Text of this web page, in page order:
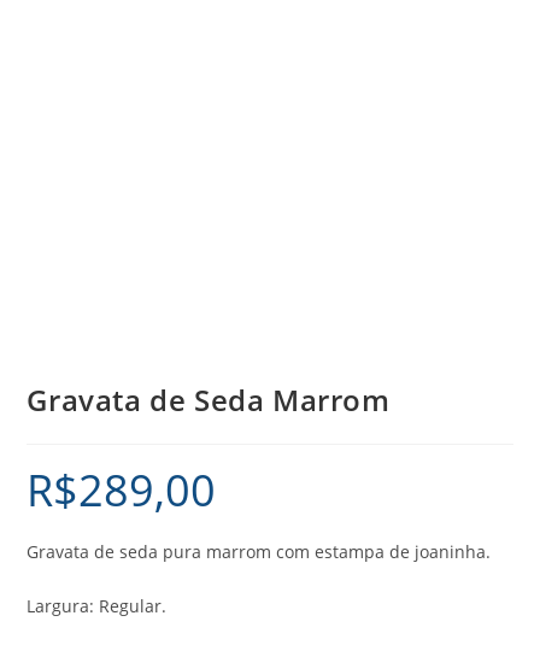
Gravata de Seda Marrom
R$289,00
Gravata de seda pura marrom com estampa de joaninha.
Largura: Regular.